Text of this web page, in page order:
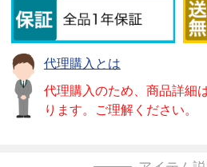
代理購入とは
代理購入のため、商品詳細
ります。ご理解ください。